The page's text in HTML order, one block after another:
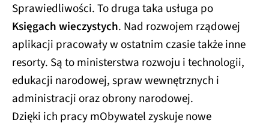
Sprawiedliwości. To druga taka usługa po
Księgach wieczystych. Nad rozwojem rządowej
aplikacji pracowały w ostatnim czasie także inne
resorty. Są to ministerstwa rozwoju i technologii,
edukacji narodowej, spraw wewnętrznych i
administracji oraz obrony narodowej.
Dzięki ich pracy mObywatel zyskuje nowe